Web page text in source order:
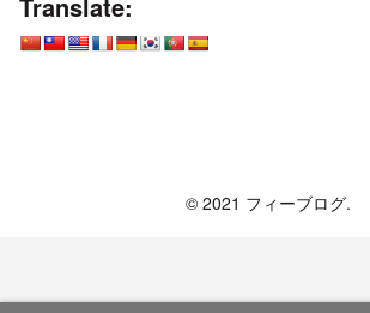
© 2021 フィーブログ.